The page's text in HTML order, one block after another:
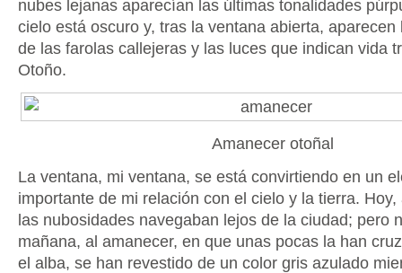
nubes lejanas aparecían las últimas tonalidades
cielo está oscuro y, tras la ventana abierta, aparecen
de las farolas callejeras y las luces que indican vida
Otoño.
Amanecer otoñal
La ventana, mi ventana, se está convirtiendo en un
importante de mi relación con el cielo y la tierra.
las nubosidades navegaban lejos de la ciudad; pero
mañana, al amanecer, en que unas pocas la han
el alba, se han revestido de un color gris azulado